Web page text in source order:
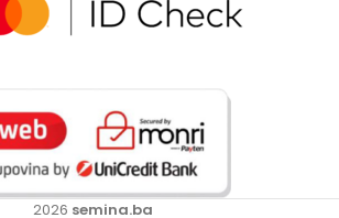
2026 semina.ba